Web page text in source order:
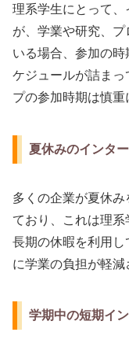
理系学生にとって
が、学業や研究、
いる場合、参加の
ケジュールが詰ま
プの参加時期は慎重
夏休みのインタ
多くの企業が夏休
ており、これは理系
長期の休暇を利用
に学業の負担が軽減
学期中の短期イ